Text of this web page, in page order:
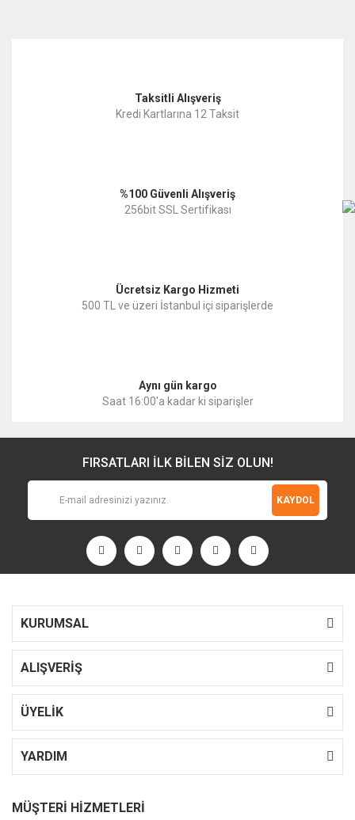
Taksitli Alışveriş
Kredi Kartlarına 12 Taksit
%100 Güvenli Alışveriş
256bit SSL Sertifikası
Ücretsiz Kargo Hizmeti
500 TL ve üzeri İstanbul içi siparişlerde
Aynı gün kargo
Saat 16:00'a kadar ki siparişler
FIRSATLARI İLK BİLEN SİZ OLUN!
KAYDOL
KURUMSAL
ALIŞVERİŞ
ÜYELİK
YARDIM
MÜŞTERİ HİZMETLERİ